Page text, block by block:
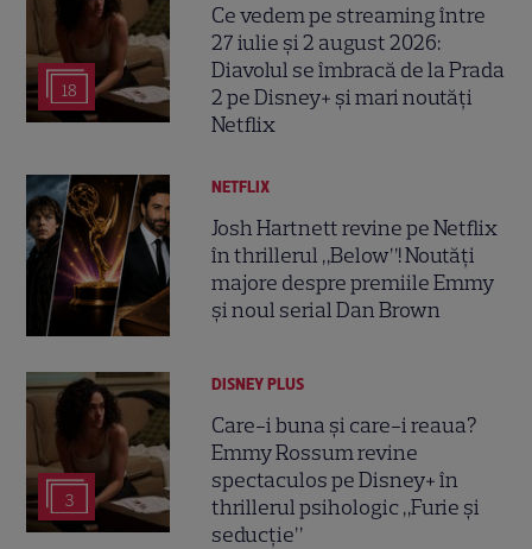
18
Ce vedem pe streaming între
27 iulie și 2 august 2026:
Diavolul se îmbracă de la Prada
2 pe Disney+ și mari noutăți
Netflix
NETFLIX
Josh Hartnett revine pe Netflix
în thrillerul „Below”! Noutăți
majore despre premiile Emmy
și noul serial Dan Brown
3
DISNEY PLUS
Care-i buna și care-i reaua?
Emmy Rossum revine
spectaculos pe Disney+ în
thrillerul psihologic „Furie și
seducție”